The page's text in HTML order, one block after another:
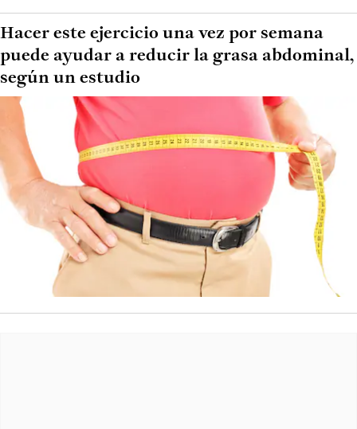
Hacer este ejercicio una vez por semana
puede ayudar a reducir la grasa abdominal,
según un estudio